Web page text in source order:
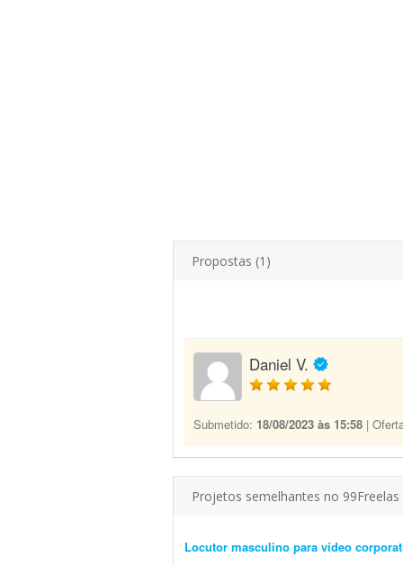
Propostas (1)
Daniel V.
Submetido: 18/08/2023 às 15:58 |
Projetos semelhantes no 99Freelas
Locutor masculino para vídeo